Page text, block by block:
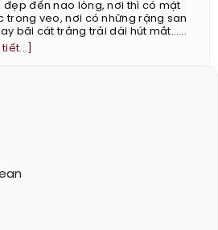
đẹp đến nao lòng, nơi thì có mặt
trong veo, nơi có những rặng san
bãi cát trắng trải dài hút mắt…...
tiết...]